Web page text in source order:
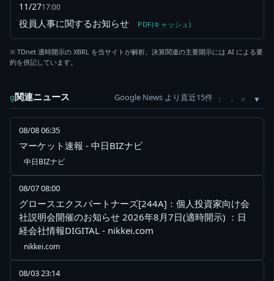
11/2717:00
役員人事に関するお知らせ PDF(キャッシュ)
※ TDnet 適時開示の XBRL を当サイトが解析。決算関連の主要開示には AI による要
約を併記しています。
g関連ニュース Google News より直近15件 ↑ ↓ ×
08/08 06:35
マーケット速報 - 中日BIZナビ
中日BIZナビ
08/07 08:00
グロースエクスパートナーズ[244A]：個人投資家向け会
社説明会開催のお知らせ 2026年8月7日(適時開示) ：日
経会社情報DIGITAL - nikkei.com
nikkei.com
08/03 23:14